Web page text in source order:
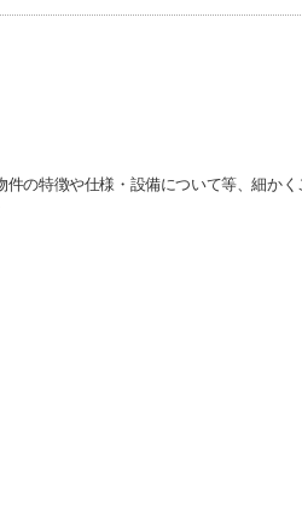
の特徴や仕様・設備について等、細か